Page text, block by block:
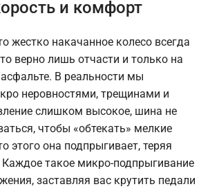
и комфорт
жестко накачанное колесо всегда
верно лишь отчасти и только на
В реальности мы
неровностями, трещинами и
слишком высокое, шина не
чтобы «обтекать» мелкие
этого она подпрыгивает, теряя
Каждое такое микро-подпрыгивание
заставляя вас крутить педали